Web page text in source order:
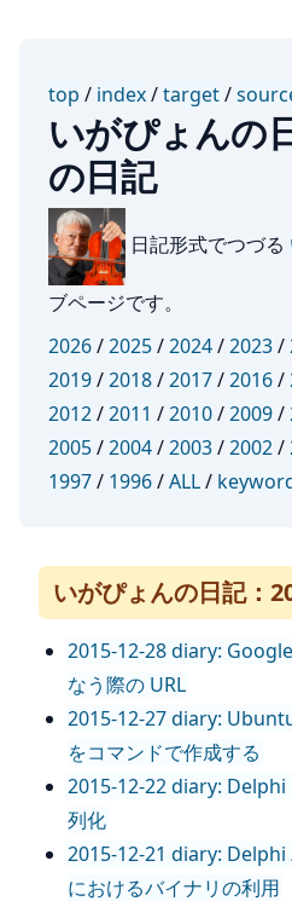
top / index/target/
いがぴょんの
の日記
日記形式でつづる
ブページです。
2026/2025/2024/2023/
2019/2018/2017/2016/
2012/2011 /2010/2009/
2005/2004/2003/2002/
1997/ 1996/ALL/
いがぴょんの日記：
2015-12-28 diary:
なう際の URL
2015-12-27 diary:
をコマンドで作成する
2015-12-22 diary: Delphi
列化
2015-12-21 diary: Delphi
におけるバイナリの利用